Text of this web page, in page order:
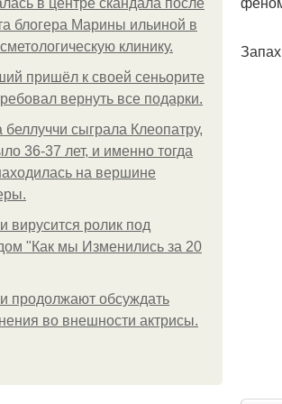
в центре скандала после
блогера Марины ильиной в
клинику.
пришёл к своей сеньорите
вернуть все подарки.
беллуччи сыграла Клеопатру,
36-37 лет, и именно тогда
на вершине
вирусится ролик под
"Как мы Изменились за 20
продолжают обсуждать
во внешности актрисы.
Запах